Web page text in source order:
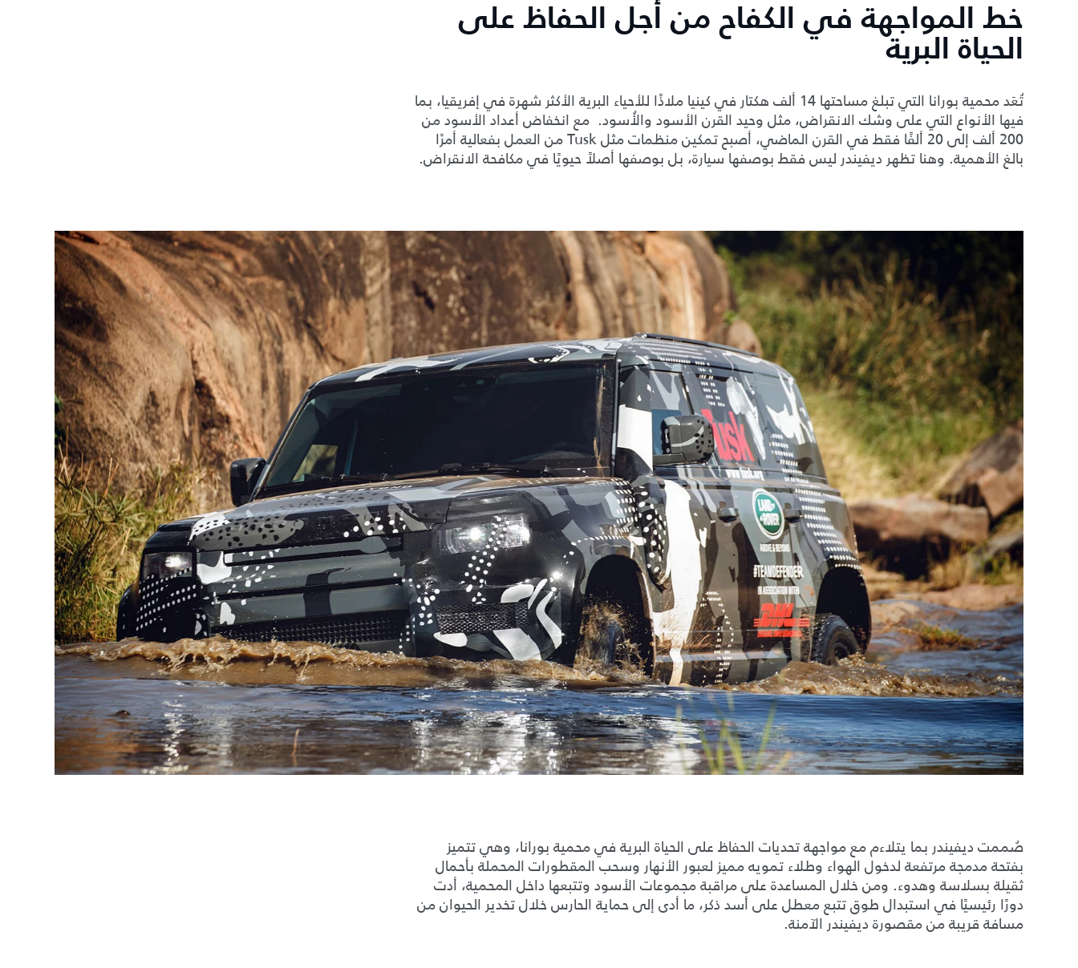
خط المواجهة في الكفاح من أجل الحفاظ على
الحياة البرية
تُعَد محمية بورانا التي تبلغ مساحتها 14 ألف هكتار في كينيا ملاذًا للأحياء البرية الأكثر شهرة في إفريقيا، بما
فيها الأنواع التي على وشك الانقراض، مثل وحيد القرن الأسود والأُسود. مع انخفاض أعداد الأسود من
200 ألف إلى 20 ألفًا فقط في القرن الماضي، أصبح تمكين منظمات مثل Tusk من العمل بفعالية أمرًا
بالغ الأهمية. وهنا تظهر ديفيندر ليس فقط بوصفها سيارة، بل بوصفها أصلاً حيويًا في مكافحة الانقراض.
صُممت ديفيندر بما يتلاءم مع مواجهة تحديات الحفاظ على الحياة البرية في محمية بورانا، وهي تتميز
بفتحة مدمجة مرتفعة لدخول الهواء وطلاء تمويه مميز لعبور الأنهار وسحب المقطورات المحملة بأحمال
ثقيلة بسلاسة وهدوء. ومن خلال المساعدة على مراقبة مجموعات الأسود وتتبعها داخل المحمية، أدت
دورًا رئيسيًا في استبدال طوق تتبع معطل على أسد ذكر، ما أدى إلى حماية الحارس خلال تخدير الحيوان من
مسافة قريبة من مقصورة ديفيندر الآمنة.